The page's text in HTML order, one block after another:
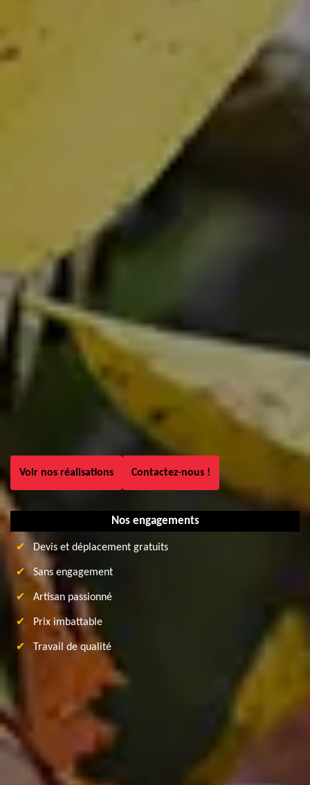
Voir nos réalisations Contactez-nous !
Nos engagements
Devis et déplacement gratuits
Sans engagement
Artisan passionné
Prix imbattable
Travail de qualité